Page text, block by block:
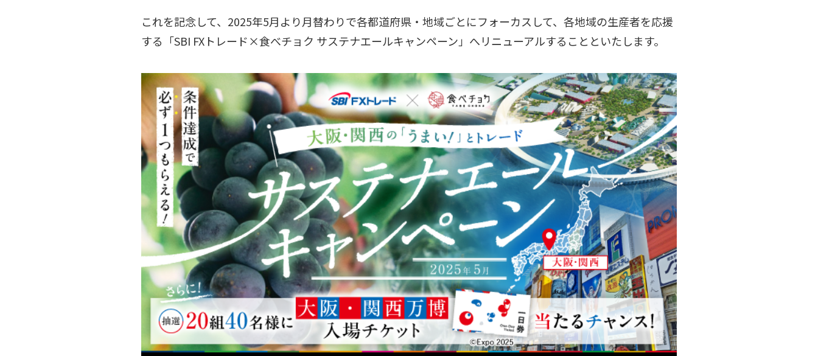
これを記念して、2025年5月より月替わりで各都道府県・地域ごとにフォーカスして、各地域の生産者を応援
する「SBI FXトレード×食べチョク サステナエールキャンペーン」へリニューアルすることといたします。